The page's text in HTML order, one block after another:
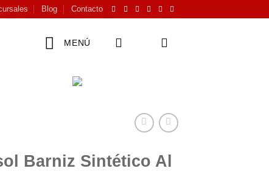
Blog Contacto
MENÚ
Barniz Sintético Al